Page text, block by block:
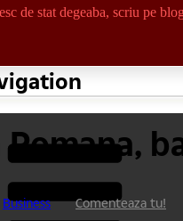
de stat degeaba, scriu pe
Romana,
Business Comenteaza tu!